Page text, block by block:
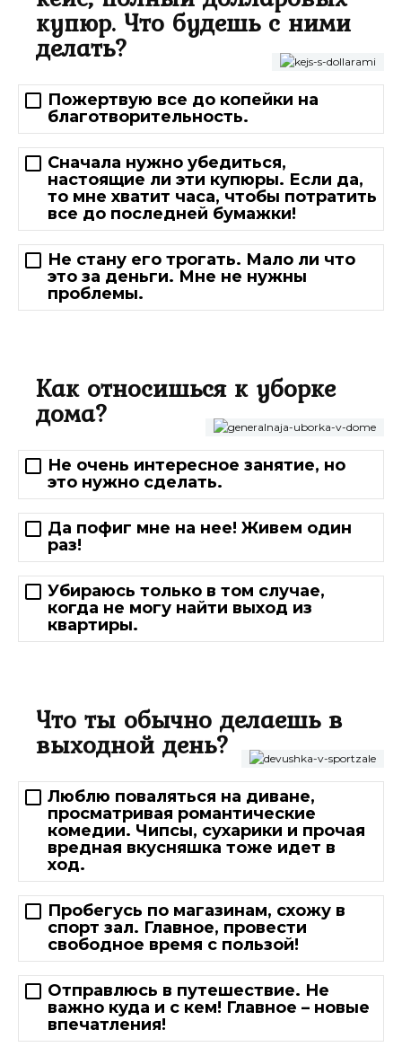
купюр. Что будешь с ними
делать?
Пожертвую все до копейки на
благотворительность.
Сначала нужно убедиться,
настоящие ли эти купюры. Если да,
то мне хватит часа, чтобы потратить
все до последней бумажки!
Не стану его трогать. Мало ли что
это за деньги. Мне не нужны
проблемы.
Как относишься к уборке
дома?
Не очень интересное занятие, но
это нужно сделать.
Да пофиг мне на нее! Живем один
раз!
Убираюсь только в том случае,
когда не могу найти выход из
квартиры.
Что ты обычно делаешь в
выходной день?
Люблю поваляться на диване,
просматривая романтические
комедии. Чипсы, сухарики и прочая
вредная вкусняшка тоже идет в
ход.
Пробегусь по магазинам, схожу в
спорт зал. Главное, провести
свободное время с пользой!
Отправлюсь в путешествие. Не
важно куда и с кем! Главное – новые
впечатления!